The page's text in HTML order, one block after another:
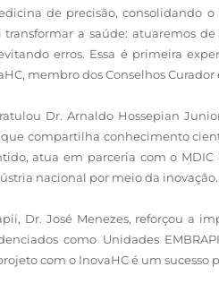
de precisão, consolidando
a saúde: atuaremos
erros. Essa é primeira
membro dos Conselhos Curador
Dr. Arnaldo Hossepian
compartilha conhecimento
atua em parceria com o
nacional por meio da inovação.
Dr. José Menezes, reforçou a
como Unidades
com o InovaHC é um sucesso